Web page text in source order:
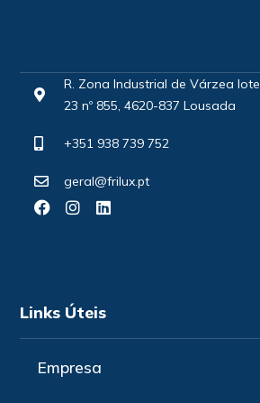
R. Zona Industrial de Várzea lote
23 nº 855, 4620-837 Lousada
+351 938 739 752
geral@frilux.pt
Links Úteis
Empresa